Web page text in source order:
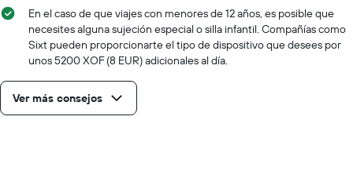
En el caso de que viajes con menores de 12 años, es posible que
necesites alguna sujeción especial o silla infantil. Compañías como
Sixt pueden proporcionarte el tipo de dispositivo que desees por
unos 5200 XOF (8 EUR) adicionales al día.
Ver más consejos